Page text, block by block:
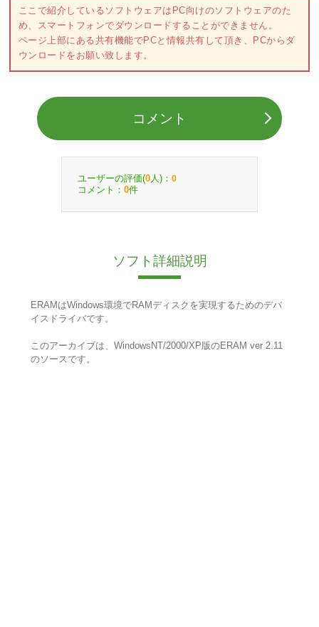
ここで紹介しているソフトウェアはPC向けのソフトウェアのた
め、スマートフォンでダウンロードすることができません。
ページ上部にある共有機能でPCと情報共有して頂き、PCからダ
ウンロードをお願い致します。
コメント
ユーザーの評価(0 人)： 0
コメント： 0件
ソフト詳細説明
ERAMはWindows環境でRAMディスクを実現するためのデバ
イスドライバです。
このアーカイブは、WindowsNT/2000/XP版のERAM ver 2.11
のソースです。